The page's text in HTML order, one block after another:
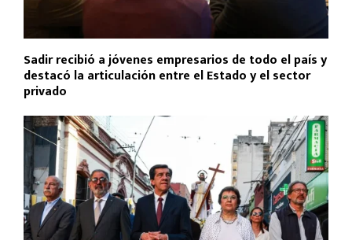
Sadir recibió a jóvenes empresarios de todo el país y
destacó la articulación entre el Estado y el sector
privado